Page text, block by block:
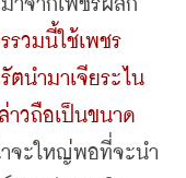
าจากเพชรผลึก
รวมนี้ใช้เพชร
ตนำมาเจียระไน
าวถือเป็นขนาด
จะใหญ่พอที่จะนำ